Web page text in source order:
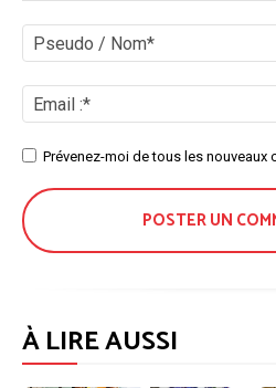
SitePrévenez-moi de tous les nouveaux
À LIRE AUSSI